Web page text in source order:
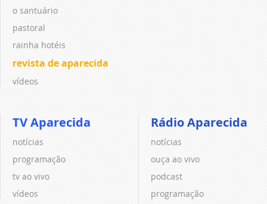
o santuário
pastoral
rainha hotéis
revista de aparecida
vídeos
TV Aparecida
notícias
programação
tv ao vivo
vídeos
Rádio Aparecida
notícias
ouça ao vivo
podcast
programação